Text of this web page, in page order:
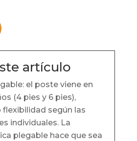
artículo
el poste viene en
(4 pies y 6 pies),
flexibilidad según las
individuales. La
plegable hace que sea